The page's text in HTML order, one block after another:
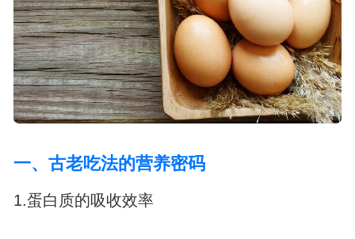
一、古老吃法的营养密码
1.蛋白质的吸收效率